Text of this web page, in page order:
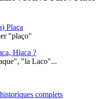
Plaça
"plaço"
Hlaca ?
"la Laco"...
complets